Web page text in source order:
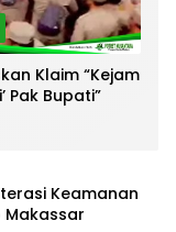
Klaim “Kejam
Pak Bupati”
Keamanan
Makassar